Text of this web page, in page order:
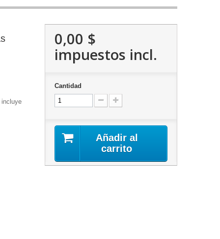
incluye
0,00 $
impuestos incl.
Cantidad
Añadir al
carrito